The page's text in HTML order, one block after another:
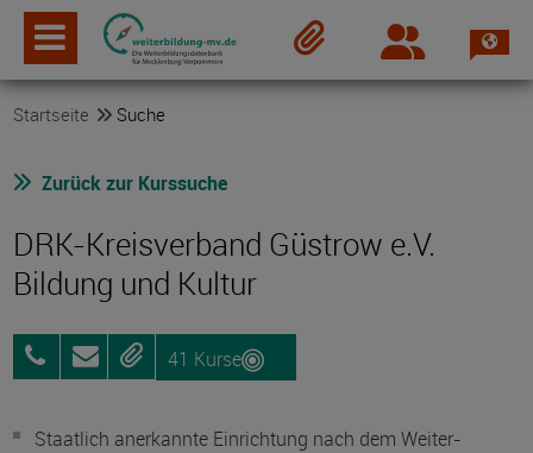
Login
Startseite Suche
Zurück zur Kurssuche
DRK-Kreisverband Güstrow e.V.
Bildung und Kultur
03843
277998-
AnfragenMerken41 Kurse
Staatlich anerkannte Einrichtung nach dem Weiter­